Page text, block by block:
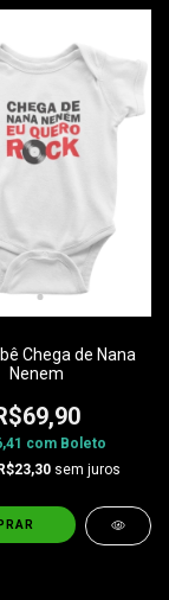
Chega de Nana
Nenem
com Boleto
sem juros